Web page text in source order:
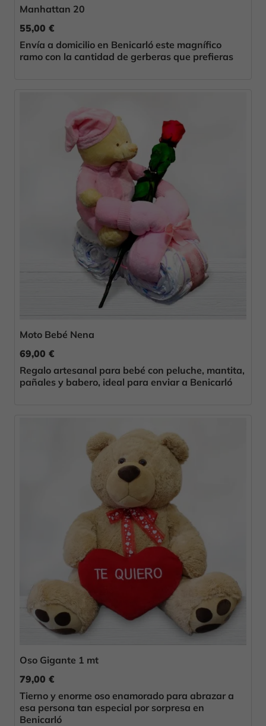
Manhattan 20
55,00 €
Envía a domicilio en Benicarló este magnífico
ramo con la cantidad de gerberas que prefieras
Moto Bebé Nena
69,00 €
Regalo artesanal para bebé con peluche, mantita,
pañales y babero, ideal para enviar a Benicarló
Oso Gigante 1 mt
79,00 €
Tierno y enorme oso enamorado para abrazar a
esa persona tan especial por sorpresa en
Benicarló